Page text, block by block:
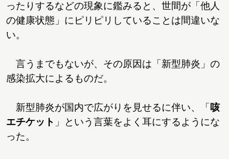
ったりするなどの現象に鑑みると、世間が「他人
の健康状態」にピリピリしていることは間違いな
い。
言うまでもないが、その原因は「新型肺炎」の
感染拡大によるものだ。
新型肺炎が国内で広がりを見せるに伴い、「 咳
エチケット 」という言葉をよく耳にするようにな
った。